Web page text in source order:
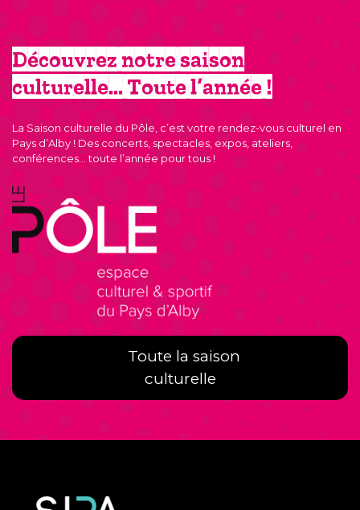
Découvrez notre saison
culturelle… Toute l’année !
La Saison culturelle du Pôle, c’est votre rendez-vous culturel en
Pays d’Alby ! Des concerts, spectacles, expos, ateliers,
conférences… toute l’année pour tous !
Toute la saison
culturelle